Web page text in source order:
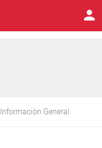
Información General